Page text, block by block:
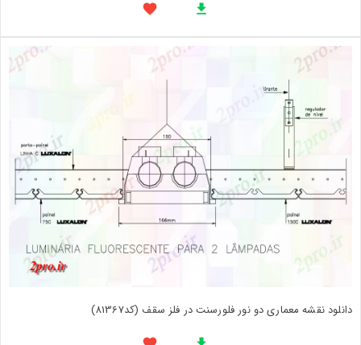
دانلود نقشه معماری دو نور فلورسنت در فلز سقف (کد81367)